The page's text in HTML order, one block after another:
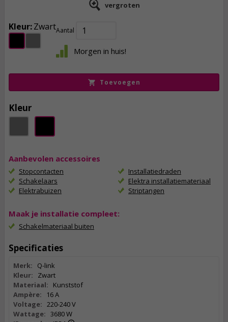
vergroten
Kleur:ZwartAantal
Morgen in huis!
Toevoegen
Kleur
Aanbevolen accessoires
Stopcontacten
Schakelaars
Elektrabuizen
Installatiedraden
Elektra installatiemateriaal
Striptangen
Maak je installatie compleet:
Schakelmateriaal buiten
Specificaties
Merk:
Q-link
Kleur:
Zwart
Materiaal:
Kunststof
Ampère:
16 A
Voltage: 220-240 V
Wattage: 3680 W